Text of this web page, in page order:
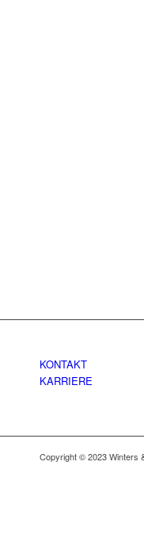
KONTAKT
KARRIERE
Copyright © 2023 Winters